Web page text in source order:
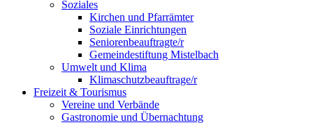
Soziales
Kirchen und Pfarrämter
Soziale Einrichtungen
Seniorenbeauftragte/r
Gemeindestiftung Mistelbach
Umwelt und Klima
Klimaschutzbeauftrage/r
Freizeit & Tourismus
Vereine und Verbände
Gastronomie und Übernachtung